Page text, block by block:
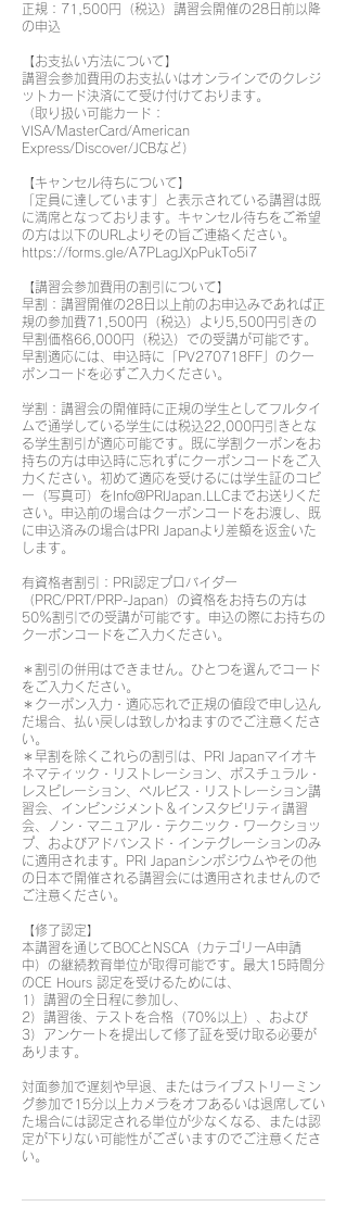
正規：71,500円（税込）講習会開催の28日前以降
の申込
【お支払い方法について】
講習会参加費用のお支払いはオンラインでのクレジ
ットカード決済にて受け付けております。
（取り扱い可能カード：
VISA/MasterCard/American
Express/Discover/JCBなど）
【キャンセル待ちについて】
「定員に達しています」と表示されている講習は既
に満席となっております。キャンセル待ちをご希望
の方は以下のURLよりその旨ご連絡ください。
https://forms.gle/A7PLagJXpPukTo5i7
【講習会参加費用の割引について】
早割：講習開催の28日以上前のお申込みであれば正
規の参加費71,500円（税込）より5,500円引きの
早割価格66,000円（税込）での受講が可能です。
早割適応には、申込時に「PV270718FF」のクー
ポンコードを必ずご入力ください。
学割：講習会の開催時に正規の学生としてフルタイ
ムで通学している学生には税込22,000円引きとな
る学生割引が適応可能です。既に学割クーポンをお
持ちの方は申込時に忘れずにクーポンコードをご入
力ください。初めて適応を受けるには学生証のコピ
ー（写真可）をInfo@PRIJapan.LLCまでお送りくだ
さい。申込前の場合はクーポンコードをお渡し、既
に申込済みの場合はPRI Japanより差額を返金いた
します。
有資格者割引：PRI認定プロバイダー
（PRC/PRT/PRP-Japan）の資格をお持ちの方は
50％割引での受講が可能です。申込の際にお持ちの
クーポンコードをご入力ください。
＊割引の併用はできません。ひとつを選んでコード
をご入力ください。
＊クーポン入力・適応忘れで正規の値段で申し込ん
だ場合、払い戻しは致しかねますのでご注意くださ
い。
＊早割を除くこれらの割引は、PRI Japanマイオキ
ネマティック・リストレーション、ポスチュラル・
レスピレーション、ペルビス・リストレーション講
習会、インピンジメント＆インスタビリティ講習
会、ノン・マニュアル・テクニック・ワークショッ
プ、およびアドバンスド・インテグレーションのみ
に適用されます。PRI Japanシンポジウムやその他
の日本で開催される講習会には適用されませんので
ご注意ください。
【修了認定】
本講習を通じてBOCとNSCA（カテゴリーA申請
中）の継続教育単位が取得可能です。最大15時間分
のCE Hours 認定を受けるためには、
1）講習の全日程に参加し、
2）講習後、テストを合格（70%以上）、および
3）アンケートを提出して修了証を受け取る必要が
あります。
対面参加で遅刻や早退、またはライブストリーミン
グ参加で15分以上カメラをオフあるいは退席してい
た場合には認定される単位が少なくなる、または認
定が下りない可能性がございますのでご注意くださ
い。